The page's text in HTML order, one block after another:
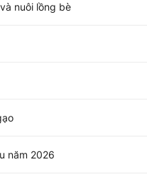
nuôi lồng bè
năm 2026